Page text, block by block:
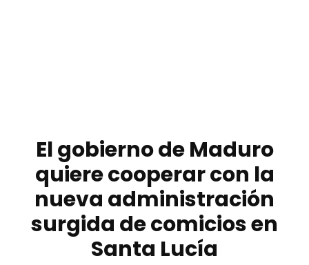
El gobierno de Maduro
quiere cooperar con la
nueva administración
surgida de comicios en
Santa Lucía